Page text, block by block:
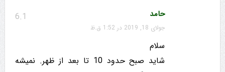
6.1 حامد
جولای 18, 2019 در 1:52 ق.ظ
سلام
شاید صبح حدود 10 تا بعد از ظهر. نمیشه